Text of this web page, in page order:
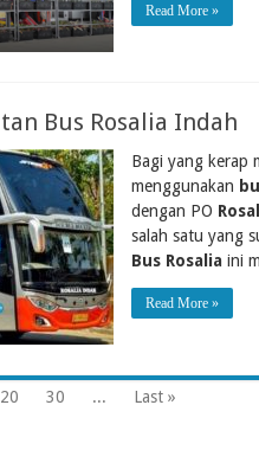
Read More »
Bus Rosalia Indah
Bagi yang kerap
menggunakan
dengan PO
salah satu yang
Bus Rosaliaini
Read More »
20 30 ... Last »